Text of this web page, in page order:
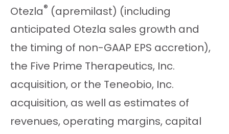
Otezla® (apremilast) (including
anticipated Otezla sales growth and
the timing of non-GAAP EPS accretion),
the Five Prime Therapeutics, Inc.
acquisition, or the Teneobio, Inc.
acquisition, as well as estimates of
revenues, operating margins, capital